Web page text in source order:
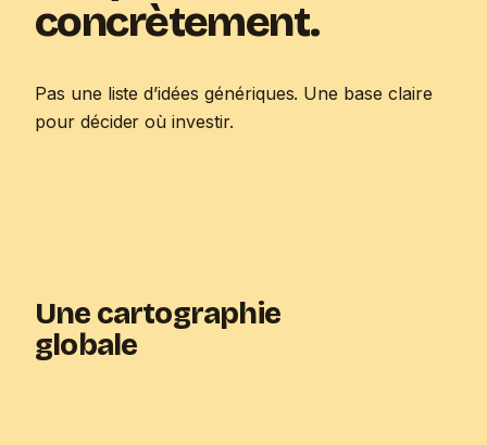
concrètement.
Pas une liste d’idées génériques. Une base claire
pour décider où investir.
Une cartographie
globale